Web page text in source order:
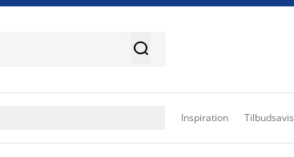

Inspiration Tilbudsavis